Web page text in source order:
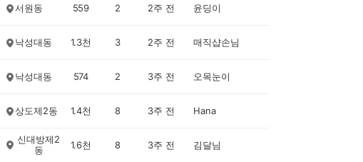
서원동 559 2 2주 전 윤딩이
낙성대동 1.3천 3 2주 전 매직샵손님
낙성대동 574 2 3주 전 오목눈이
상도제2동 1.4천 8 3주 전 Hana
신대방제2
동
1.6천 8 3주 전 김달님